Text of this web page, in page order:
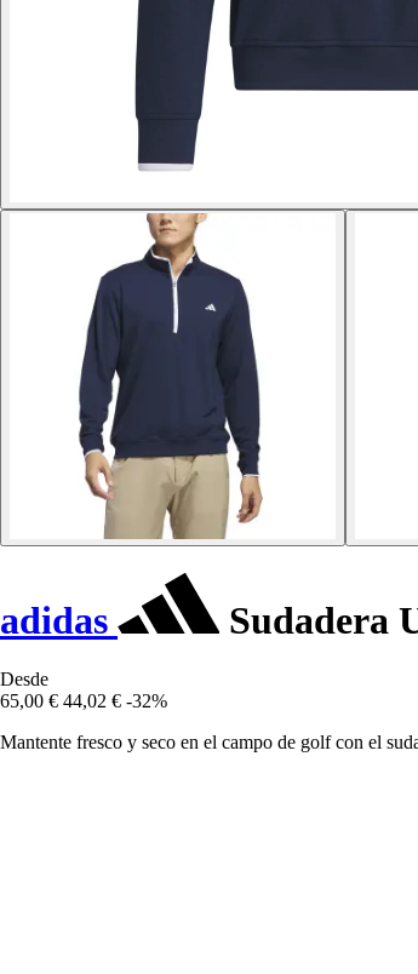
adidas Sudadera
Desde
65,00 € 44,02 € -32%
Mantente fresco y seco en el campo de golf con el